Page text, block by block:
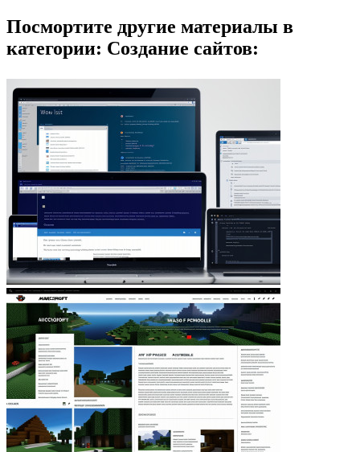
Посмортите другие материалы в
категории: Создание сайтов: